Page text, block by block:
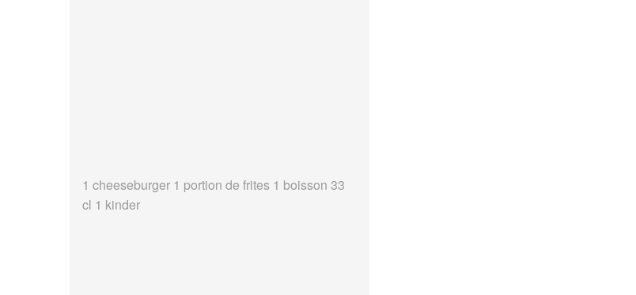
1 cheeseburger 1 portion de frites 1 boisson 33
cl 1 kinder